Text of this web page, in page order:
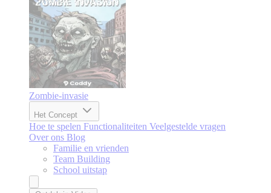
Zombie-invasie
Het Concept
Hoe te spelen Functionaliteiten Veelgestelde vragen
Over ons Blog
Familie en vrienden
Team Building
School uitstap